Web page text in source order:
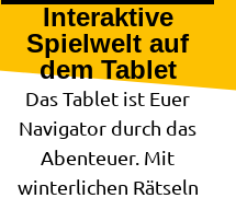
Interaktive
Spielwelt auf
dem Tablet
Das Tablet ist Euer
Navigator durch das
Abenteuer. Mit
winterlichen Rätseln